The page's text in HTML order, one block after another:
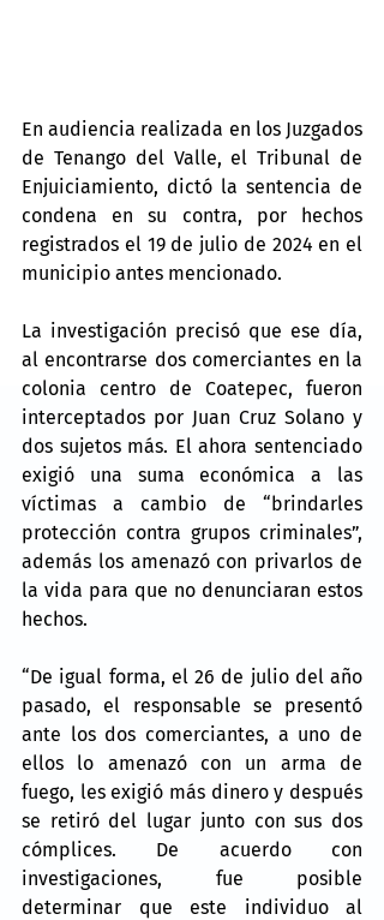
En audiencia realizada en los Juzgados
de Tenango del Valle, el Tribunal de
Enjuiciamiento, dictó la sentencia de
condena en su contra, por hechos
registrados el 19 de julio de 2024 en el
municipio antes mencionado.
La investigación precisó que ese día,
al encontrarse dos comerciantes en la
colonia centro de Coatepec, fueron
interceptados por Juan Cruz Solano y
dos sujetos más. El ahora sentenciado
exigió una suma económica a las
víctimas a cambio de “brindarles
protección contra grupos criminales”,
además los amenazó con privarlos de
la vida para que no denunciaran estos
hechos.
“De igual forma, el 26 de julio del año
pasado, el responsable se presentó
ante los dos comerciantes, a uno de
ellos lo amenazó con un arma de
fuego, les exigió más dinero y después
se retiró del lugar junto con sus dos
cómplices. De acuerdo con
investigaciones, fue posible
determinar que este individuo al